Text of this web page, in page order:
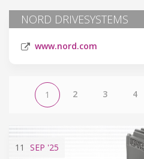
NORD DRIVESYSTEMS
www.nord.com
1 2 3 4
11 SEP '25